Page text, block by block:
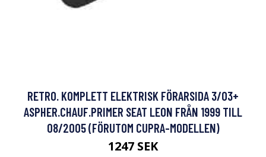
RETRO. KOMPLETT ELEKTRISK FÖRARSIDA 3/03+
ASPHER.CHAUF.PRIMER SEAT LEON FRÅN 1999 TILL
08/2005 (FÖRUTOM CUPRA-MODELLEN)
1247 SEK